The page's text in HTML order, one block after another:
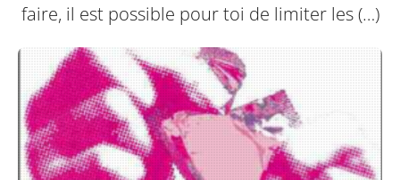
faire, il est possible pour toi de limiter les (…)